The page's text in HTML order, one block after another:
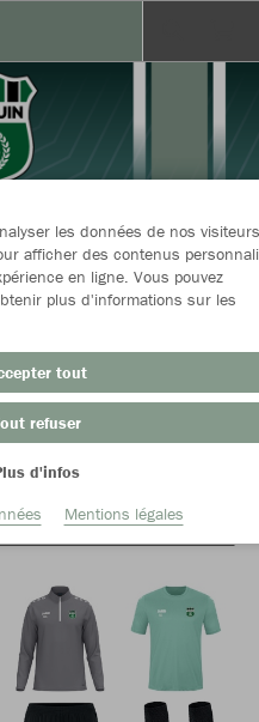
DE LESQUIN
Taille
les données de nos
afficher des contenus
en ligne. Vous pouvez
plus d'informations sur les
tout
refuser
d'infos
Mentions légales